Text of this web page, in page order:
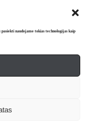
naudojame tokias technologijas kaip
bet vargu ar tai
taip visko gaila:
Iš esmės žodis
į sąrašą autorių,